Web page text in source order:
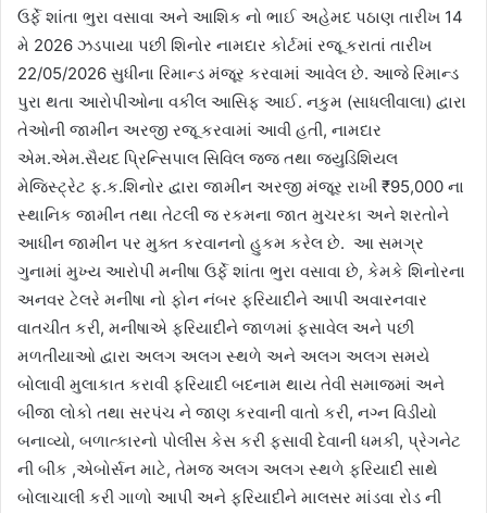
ઉર્ફે શાંતા ભુરા વસાવા અને આશિક નો ભાઈ અહેમદ પઠાણ તારીખ 14
મે 2026 ઝડપાયા પછી શિનોર નામદાર કોર્ટમાં રજૂ કરાતાં તારીખ
22/05/2026 સુધીના રિમાન્ડ મંજૂર કરવામાં આવેલ છે. આજે રિમાન્ડ
પુરા થતા આરોપીઓના વકીલ આસિફ આઈ. નકુમ (સાધલીવાલા) દ્વારા
તેઓની જામીન અરજી રજૂ કરવામાં આવી હતી, નામદાર
એમ.એમ.સૈયદ પ્રિન્સિપાલ સિવિલ જજ તથા જ્યુડિશિયલ
મેજિસ્ટ્રેટ ફ.ક.શિનોર દ્વારા જામીન અરજી મંજૂર રાખી ₹95,000 ના
સ્થાનિક જામીન તથા તેટલી જ રકમના જાત મુચરકા અને શરતોને
આધીન જામીન પર મુક્ત કરવાનનો હુકમ કરેલ છે. આ સમગ્ર
ગુનામાં મુખ્ય આરોપી મનીષા ઉર્ફે શાંતા ભુરા વસાવા છે, કેમકે શિનોરના
અનવર ટેલરે મનીષા નો ફોન નંબર ફરિયાદીને આપી અવારનવાર
વાતચીત કરી, મનીષાએ ફરિયાદીને જાળમાં ફસાવેલ અને પછી
મળતીયાઓ દ્વારા અલગ અલગ સ્થળે અને અલગ અલગ સમયે
બોલાવી મુલાકાત કરાવી ફરિયાદી બદનામ થાય તેવી સમાજમાં અને
બીજા લોકો તથા સરપંચ ને જાણ કરવાની વાતો કરી, નગ્ન વિડીયો
બનાવ્યો, બળાત્કારનો પોલીસ કેસ કરી ફસાવી દેવાની ધમકી, પ્રેગનેટ
ની બીક ,એબોર્સન માટે, તેમજ અલગ અલગ સ્થળે ફરિયાદી સાથે
બોલાચાલી કરી ગાળો આપી અને ફરિયાદીને માલસર માંડવા રોડ ની